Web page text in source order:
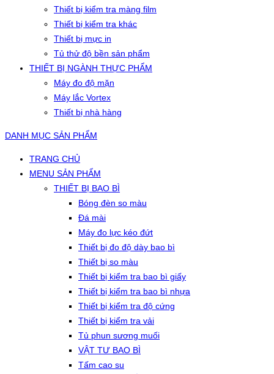
Thiết bị kiểm tra màng film
Thiết bị kiểm tra khác
Thiết bị mực in
Tủ thử độ bền sản phẩm
THIẾT BỊ NGÀNH THỰC PHẨM
Máy đo độ mặn
Máy lắc Vortex
Thiết bị nhà hàng
DANH MỤC SẢN PHẨM
TRANG CHỦ
MENU SẢN PHẨM
THIẾT BỊ BAO BÌ
Bóng đèn so màu
Đá mài
Máy đo lực kéo đứt
Thiết bị đo độ dày bao bì
Thiết bị so màu
Thiết bị kiểm tra bao bì giấy
Thiết bị kiểm tra bao bì nhựa
Thiết bị kiểm tra độ cứng
Thiết bị kiểm tra vải
Tủ phun sương muối
VẬT TƯ BAO BÌ
Tấm cao su